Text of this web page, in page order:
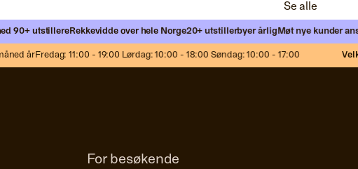
Se alle
utstillereRekkevidde over hele Norge20+ utstillerbyer årligMøt nye kunder
årFredag: 11:00 - 19:00 Lørdag: 10:00 - 18:00 Søndag: 10:00 - 17:00
For besøkende